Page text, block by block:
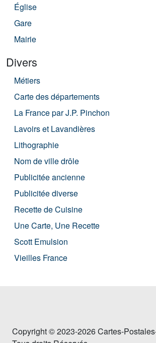
Église
Gare
Mairie
Divers
Métiers
Carte des départements
La France par J.P. Pinchon
Lavoirs et Lavandières
Lithographie
Nom de ville drôle
Publicitée ancienne
Publicitée diverse
Recette de Cuisine
Une Carte, Une Recette
Scott Emulsion
Vieilles France
Copyright © 2023-2026 Cartes-